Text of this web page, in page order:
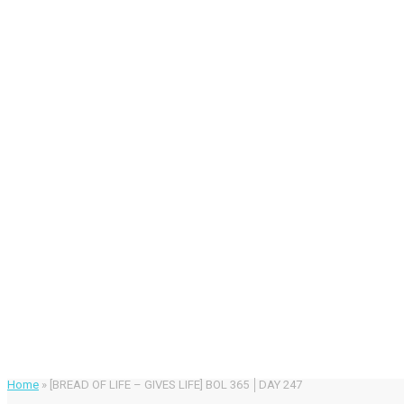
Home » [BREAD OF LIFE – GIVES LIFE] BOL 365 │DAY 247